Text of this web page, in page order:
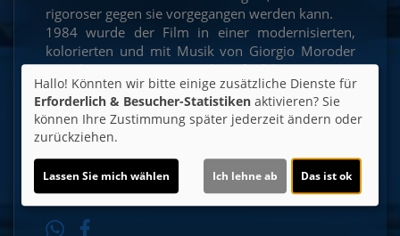
rigoroser gegen sie vorgegangen werden kann.
1984 wurde der Film in einer modernisierten,
kolorierten und mit Musik von Giorgio Moroder
unterlegenen Fassung wiederaufgeführt.
Ticket-Alarm
Hallo! Könnten wir bitte einige zusätzliche Dienste für
Erforderlich & Besucher-Statistiken aktivieren? Sie
können Ihre Zustimmung später jederzeit ändern oder
zurückziehen.
Lassen Sie mich wählen Ich lehne ab Das ist ok